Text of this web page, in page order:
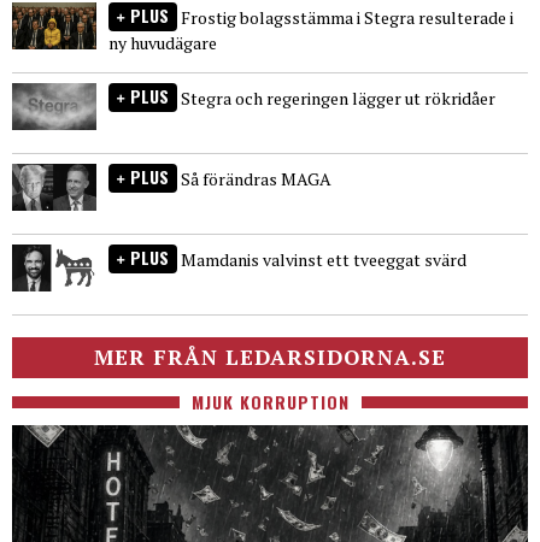
PLUS Frostig bolagsstämma i Stegra resulterade i
ny huvudägare
PLUS Stegra och regeringen lägger ut rökridåer
PLUS Så förändras MAGA
PLUS Mamdanis valvinst ett tveeggat svärd
MER FRÅN LEDARSIDORNA.SE
MJUK KORRUPTION